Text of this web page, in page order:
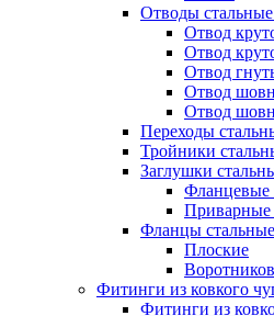
Отводы
Отвод
Отвод
Отвод
Отвод
Отвод
Переходы
Тройники
Заглушки
Фланцевые
Приварные
Фланцы
Плоские
Фитинги из ковкого
Фитинги из